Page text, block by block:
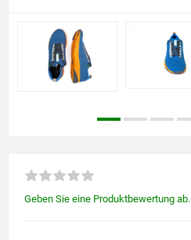
Geben Sie eine Produktbewertung ab.